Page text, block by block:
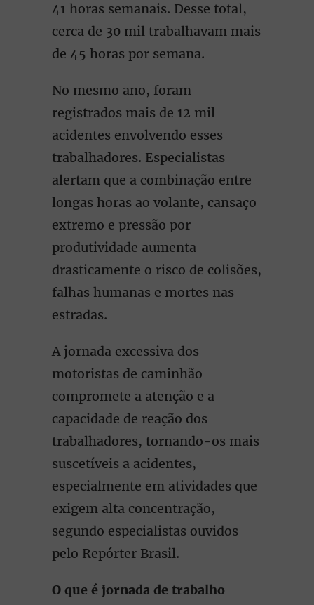
41 horas semanais. Desse total,
cerca de 30 mil trabalhavam mais
de 45 horas por semana.
No mesmo ano, foram
registrados mais de 12 mil
acidentes envolvendo esses
trabalhadores. Especialistas
alertam que a combinação entre
longas horas ao volante, cansaço
extremo e pressão por
produtividade aumenta
drasticamente o risco de colisões,
falhas humanas e mortes nas
estradas.
A jornada excessiva dos
motoristas de caminhão
compromete a atenção e a
capacidade de reação dos
trabalhadores, tornando-os mais
suscetíveis a acidentes,
especialmente em atividades que
exigem alta concentração,
segundo especialistas ouvidos
pelo Repórter Brasil.
O que é jornada de trabalho